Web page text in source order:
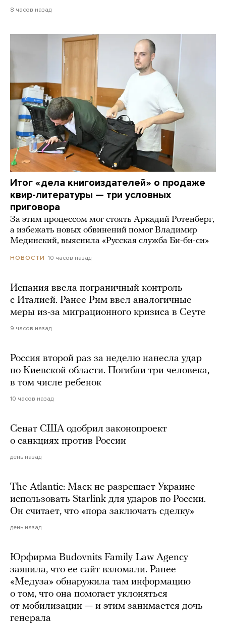
8 часов назад
Итог «дела книгоиздателей» о продаже
квир-литературы — три условных
приговора
За этим процессом мог стоять Аркадий Ротенберг,
а избежать новых обвинений помог Владимир
Мединский, выяснила «Русская служба Би-би-си»
НОВОСТИ 10 часов назад
Испания ввела пограничный контроль
с Италией. Ранее Рим ввел аналогичные
меры из-за миграционного кризиса в Сеуте
9 часов назад
Россия второй раз за неделю нанесла удар
по Киевской области. Погибли три человека,
в том числе ребенок
10 часов назад
Сенат США одобрил законопроект
о санкциях против России
день назад
The Atlantic: Маск не разрешает Украине
использовать Starlink для ударов по России.
Он считает, что «пора заключать сделку»
день назад
Юрфирма Budovnits Family Law Agency
заявила, что ее сайт взломали. Ранее
«Медуза» обнаружила там информацию
о том, что она помогает уклоняться
от мобилизации — и этим занимается дочь
генерала